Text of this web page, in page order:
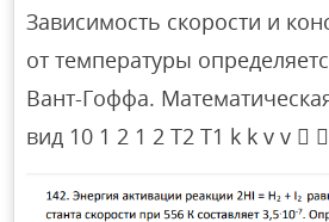
Зависимость скорости и
от температуры
Вант-Гоффа.
вид 10 1 2 1 2 T2 T1 k k v v  